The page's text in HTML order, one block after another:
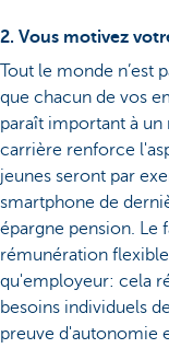
2. Vous motivez
Tout le monde n’est
que chacun de vos
paraît important à
carrière renforce
jeunes seront par
smartphone de
épargne pension. Le
rémunération
qu'employeur: cela
besoins individuels
preuve d'autonomie